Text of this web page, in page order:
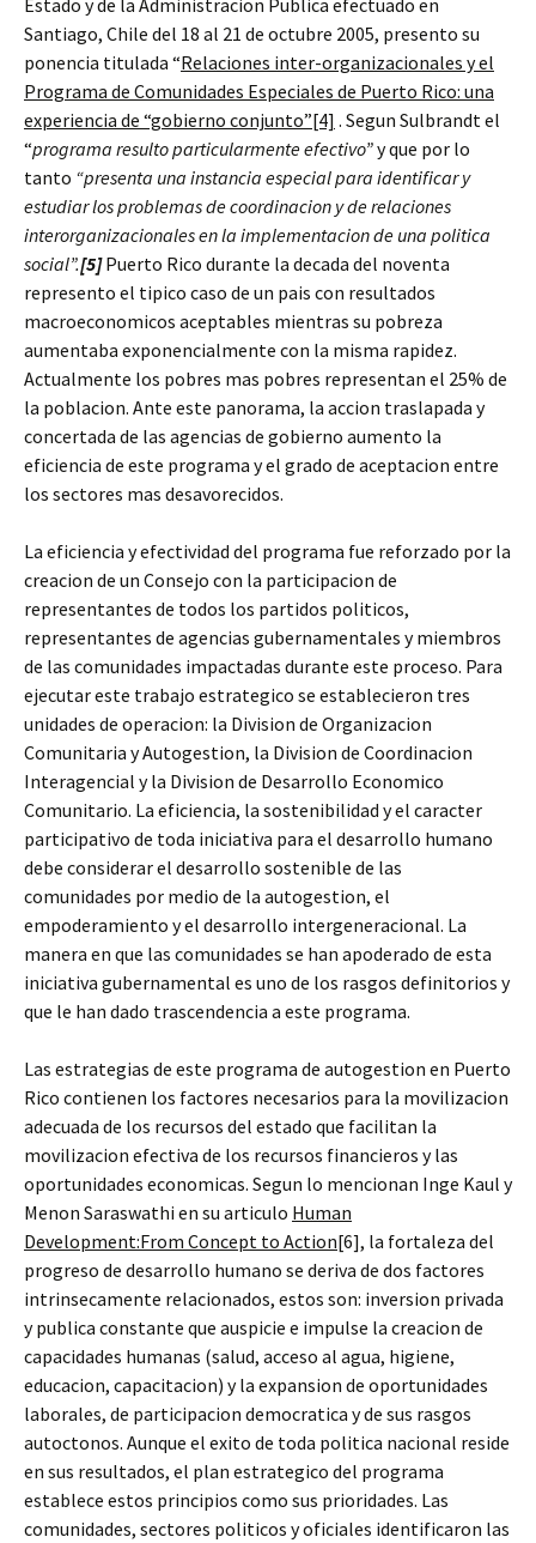
Estado y de la Administracion Publica efectuado en
Santiago, Chile del 18 al 21 de octubre 2005, presento su
ponencia titulada “Relaciones inter-organizacionales y el
Programa de Comunidades Especiales de Puerto Rico: una
experiencia de “gobierno conjunto”[4] . Segun Sulbrandt el
“programa resulto particularmente efectivo”y que por lo
tanto “presenta una instancia especial para identificar y
estudiar los problemas de coordinacion y de relaciones
interorganizacionales en la implementacion de una politica
social”.[5]Puerto Rico durante la decada del noventa
represento el tipico caso de un pais con resultados
macroeconomicos aceptables mientras su pobreza
aumentaba exponencialmente con la misma rapidez.
Actualmente los pobres mas pobres representan el 25% de
la poblacion. Ante este panorama, la accion traslapada y
concertada de las agencias de gobierno aumento la
eficiencia de este programa y el grado de aceptacion entre
los sectores mas desavorecidos.
La eficiencia y efectividad del programa fue reforzado por la
creacion de un Consejo con la participacion de
representantes de todos los partidos politicos,
representantes de agencias gubernamentales y miembros
de las comunidades impactadas durante este proceso. Para
ejecutar este trabajo estrategico se establecieron tres
unidades de operacion: la Division de Organizacion
Comunitaria y Autogestion, la Division de Coordinacion
Interagencial y la Division de Desarrollo Economico
Comunitario. La eficiencia, la sostenibilidad y el caracter
participativo de toda iniciativa para el desarrollo humano
debe considerar el desarrollo sostenible de las
comunidades por medio de la autogestion, el
empoderamiento y el desarrollo intergeneracional. La
manera en que las comunidades se han apoderado de esta
iniciativa gubernamental es uno de los rasgos definitorios y
que le han dado trascendencia a este programa.
Las estrategias de este programa de autogestion en Puerto
Rico contienen los factores necesarios para la movilizacion
adecuada de los recursos del estado que facilitan la
movilizacion efectiva de los recursos financieros y las
oportunidades economicas. Segun lo mencionan Inge Kaul y
Menon Saraswathi en su articulo Human
Development:From Concept to Action[6], la fortaleza del
progreso de desarrollo humano se deriva de dos factores
intrinsecamente relacionados, estos son: inversion privada
y publica constante que auspicie e impulse la creacion de
capacidades humanas (salud, acceso al agua, higiene,
educacion, capacitacion) y la expansion de oportunidades
laborales, de participacion democratica y de sus rasgos
autoctonos. Aunque el exito de toda politica nacional reside
en sus resultados, el plan estrategico del programa
establece estos principios como sus prioridades. Las
comunidades, sectores politicos y oficiales identificaron las